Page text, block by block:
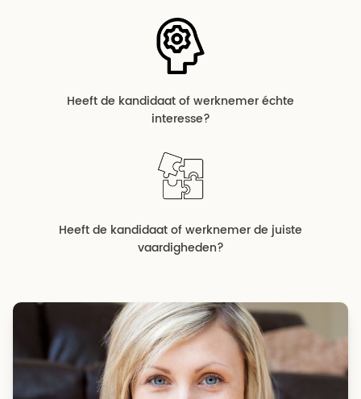
Heeft de kandidaat of werknemer échte
interesse?
Heeft de kandidaat of werknemer de juiste
vaardigheden?